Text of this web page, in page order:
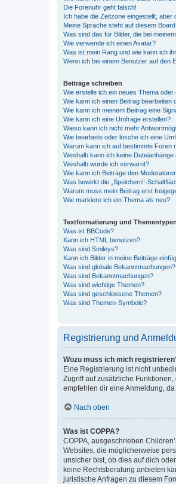
Die Forenuhr geht falsch!
Ich habe die Zeitzone eingestellt,
Meine Sprache steht auf diesem
Was sind das für Bilder, die bei
Wie verwende ich einen Avatar?
Was ist mein Rang und wie kann ich
Wenn ich bei einem Benutzer auf den
Beiträge schreiben
Wie erstelle ich ein neues Thema oder
Wie kann ich einen Beitrag bearbeiten
Wie kann ich meinem Beitrag eine
Wie kann ich eine Umfrage erstellen?
Wieso kann ich nicht mehr
Wie bearbeite oder lösche ich eine
Warum kann ich auf bestimmte Foren
Weshalb kann ich keine Dateianhänge
Weshalb wurde ich verwarnt?
Wie kann ich Beiträge den
Was bewirkt die „Speichern“-
Warum muss mein Beitrag erst
Wie markiere ich ein Thema als neu?
Textformatierung und Thementypen
Was ist BBCode?
Kann ich HTML benutzen?
Was sind Smileys?
Kann ich Bilder in meine Beiträge
Was sind globale Bekanntmachungen?
Was sind Bekanntmachungen?
Was sind wichtige Themen?
Was sind geschlossene Themen?
Was sind Themen-Symbole?
Registrierung und
Wozu muss ich mich
Eine Registrierung ist nicht
Zugriff auf zusätzliche
empfehlen dir eine Anmeldung,
Nach oben
Was ist COPPA?
COPPA, ausgeschrieben
Websites, die möglicherweise
unsicher bist, ob dies auf dich
keine Rechtsberatung anbieten
juristische Anfragen zu diesem